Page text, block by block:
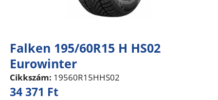
Falken 195/60R15 H HS02
Eurowinter
Cikkszám: 19560R15HHS02
34 371 Ft